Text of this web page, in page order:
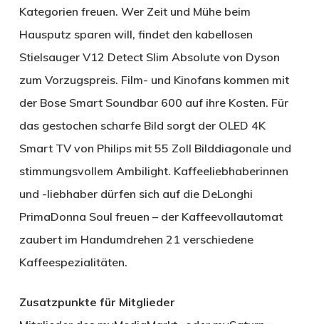
Kategorien freuen. Wer Zeit und Mühe beim
Hausputz sparen will, findet den kabellosen
Stielsauger V12 Detect Slim Absolute von Dyson
zum Vorzugspreis. Film- und Kinofans kommen mit
der Bose Smart Soundbar 600 auf ihre Kosten. Für
das gestochen scharfe Bild sorgt der OLED 4K
Smart TV von Philips mit 55 Zoll Bilddiagonale und
stimmungsvollem Ambilight. Kaffeeliebhaberinnen
und -liebhaber dürfen sich auf die DeLonghi
PrimaDonna Soul freuen – der Kaffeevollautomat
zaubert im Handumdrehen 21 verschiedene
Kaffeespezialitäten.
Zusatzpunkte für Mitglieder